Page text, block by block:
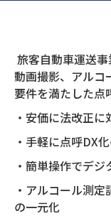
旅客自動車運送
動画撮影、アルコ
要件を満たした点
・安価に法改正に
・手軽に点呼DX
・簡単操作でデ
・アルコール測
の一元化